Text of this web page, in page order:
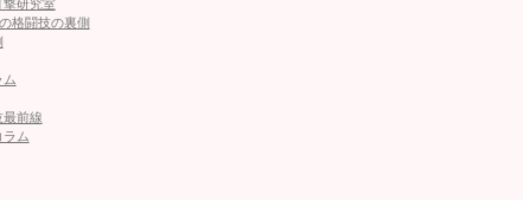
前に出て右を入れる
って左右フック。
Meltyを支持。下馬評をひ
哮し続けた。
撃研究室
格闘技の裏側
ム
最前線
ラム